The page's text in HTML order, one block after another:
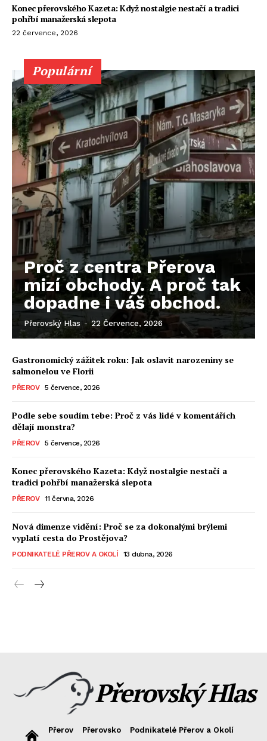
Konec přerovského Kazeta: Když nostalgie nestačí a tradici
pohřbí manažerská slepota
22 července, 2026
Populární
Proč z centra Přerova
mizí obchody. A proč tak
dopadne i váš obchod.
Přerovský Hlas - 22 Července, 2026
Gastronomický zážitek roku: Jak oslavit narozeniny se
salmonelou ve Florii
PŘEROV 5 července, 2026
Podle sebe soudím tebe: Proč z vás lidé v komentářích
dělají monstra?
PŘEROV 5 července, 2026
Konec přerovského Kazeta: Když nostalgie nestačí a
tradici pohřbí manažerská slepota
PŘEROV 11 června, 2026
Nová dimenze vidění: Proč se za dokonalými brýlemi
vyplatí cesta do Prostějova?
PODNIKATELÉ PŘEROV A OKOLÍ 13 dubna, 2026
Přerovský Hlas
Přerov Přerovsko Podnikatelé Přerov a Okolí